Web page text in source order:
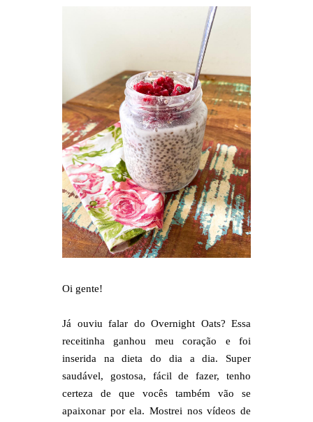
Oi gente!
Já ouviu falar do Overnight Oats? Essa
receitinha ganhou meu coração e foi
inserida na dieta do dia a dia. Super
saudável, gostosa, fácil de fazer, tenho
certeza de que vocês também vão se
apaixonar por ela. Mostrei nos vídeos de